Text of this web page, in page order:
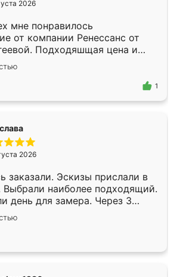
2026
мне понравилось
от компании Ренессанс от
Подходяшщая цена и
изготовления. Приехавший
сотрудник Владислав
моему эскизу самый
1
2026
заказали. Эскизы прислали в
Выбрали наиболее подходящий.
день для замера. Через 3
была уже готова. Остались
Спасибо Ренессанс
работу!